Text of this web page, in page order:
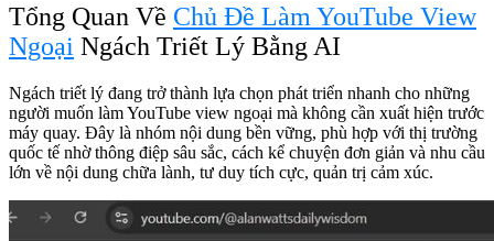
Tổng Quan Về Chủ Đề Làm YouTube View
Ngoại Ngách Triết Lý Bằng AI
Ngách triết lý đang trở thành lựa chọn phát triển nhanh cho những
người muốn làm YouTube view ngoại mà không cần xuất hiện trước
máy quay. Đây là nhóm nội dung bền vững, phù hợp với thị trường
quốc tế nhờ thông điệp sâu sắc, cách kể chuyện đơn giản và nhu cầu
lớn về nội dung chữa lành, tư duy tích cực, quản trị cảm xúc.